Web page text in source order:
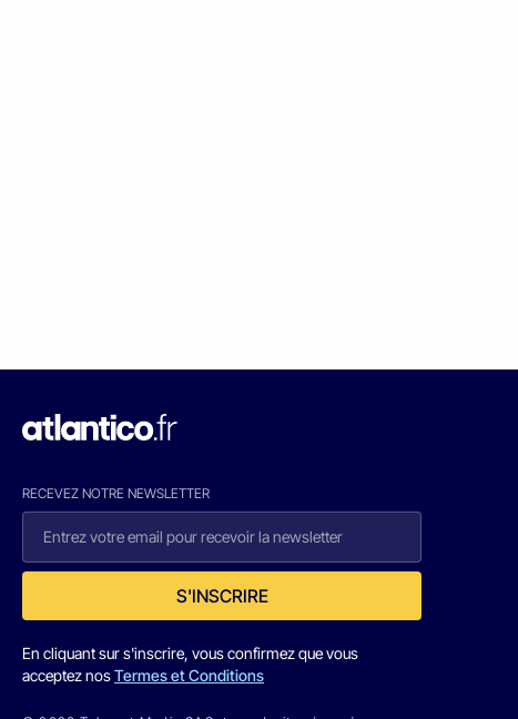
RECEVEZ NOTRE NEWSLETTER
S'INSCRIRE
En cliquant sur s'inscrire, vous confirmez que vous
acceptez nosTermes et Conditions